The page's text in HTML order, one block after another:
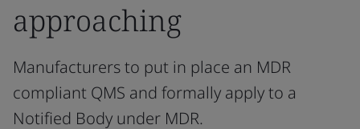
approaching
Manufacturers to put in place an MDR
compliant QMS and formally apply to a
Notified Body under MDR.